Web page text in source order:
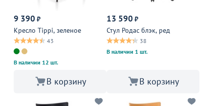
9 390 ₽
Кресло Tippi, зеленое
43
В наличии 12 шт.
В корзину
13 590 ₽
Стул Родас блэк, ред
38
В наличии 1 шт.
В корзину